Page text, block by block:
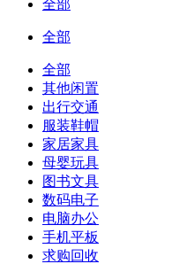
全部
全部
全部
其他闲置
出行交通
服装鞋帽
家居家具
母婴玩具
图书文具
数码电子
电脑办公
手机平板
求购回收